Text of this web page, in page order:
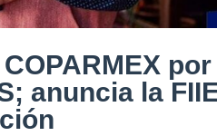
anuncia la